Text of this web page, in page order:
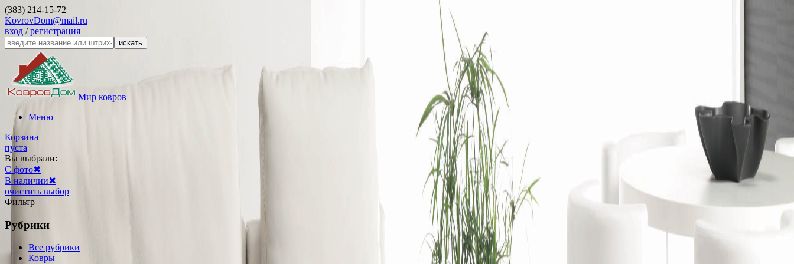
(383) 214-15-72
KovrovDom@mail.ru
вход /регистрация
искать
Мир ковров
Меню
Корзина
пуста
Вы выбрали:
С фото✖
В наличии✖
очистить выбор
Фильтр
Рубрики
Все рубрики
Ковры